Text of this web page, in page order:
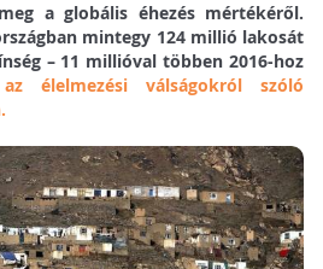
a globális éhezés mértékéről.
mintegy 124 millió lakosát
– 11 millióval többen 2016-hoz
az élelmezési válságokról szóló